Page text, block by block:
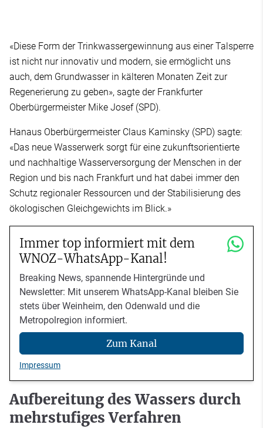
«Diese Form der Trinkwassergewinnung aus einer Talsperre
ist nicht nur innovativ und modern, sie ermöglicht uns
auch, dem Grundwasser in kälteren Monaten Zeit zur
Regenerierung zu geben», sagte der Frankfurter
Oberbürgermeister Mike Josef (SPD).
Hanaus Oberbürgermeister Claus Kaminsky (SPD) sagte:
«Das neue Wasserwerk sorgt für eine zukunftsorientierte
und nachhaltige Wasserversorgung der Menschen in der
Region und bis nach Frankfurt und hat dabei immer den
Schutz regionaler Ressourcen und der Stabilisierung des
ökologischen Gleichgewichts im Blick.»
Immer top informiert mit dem
WNOZ-WhatsApp-Kanal!
Breaking News, spannende Hintergründe und
Newsletter: Mit unserem WhatsApp-Kanal bleiben Sie
stets über Weinheim, den Odenwald und die
Metropolregion informiert.
Zum Kanal
Impressum
Aufbereitung des Wassers durch
mehrstufiges Verfahren